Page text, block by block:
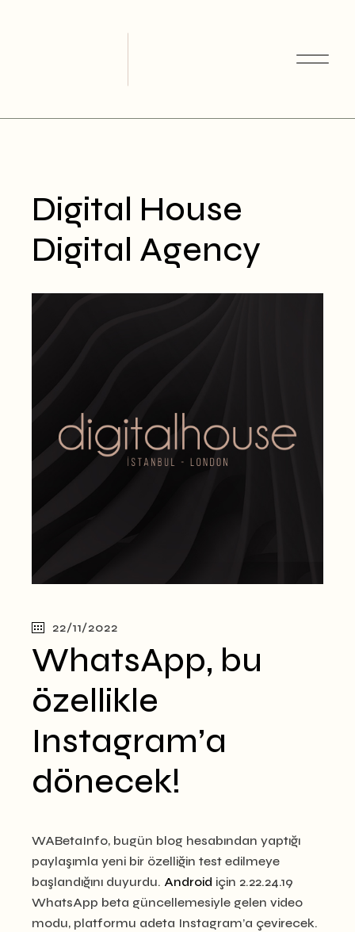
Digital House
Digital Agency
22/11/2022
WhatsApp, bu
özellikle
Instagram’a
dönecek!
WABetaInfo, bugün blog hesabından yaptığı
paylaşımla yeni bir özelliğin test edilmeye
başlandığını duyurdu. Android için 2.22.24.19
WhatsApp beta güncellemesiyle gelen video
modu, platformu adeta Instagram’a çevirecek.